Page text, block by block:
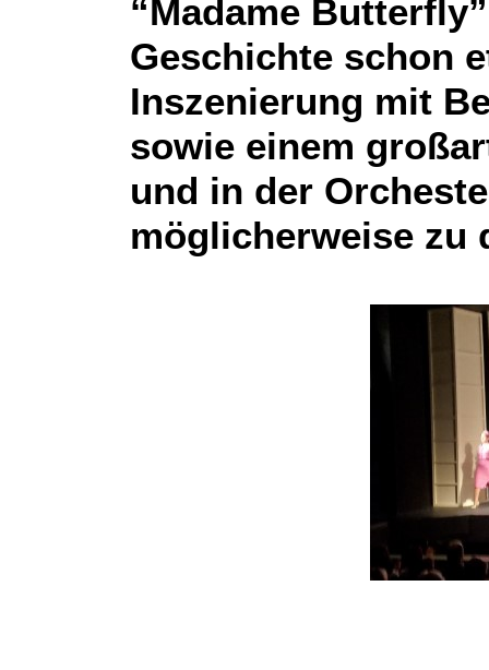
“Madame
Geschichte schon
Inszenierung mit
sowie einem
und in der
möglicherweise zu